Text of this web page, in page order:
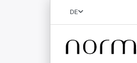
DE